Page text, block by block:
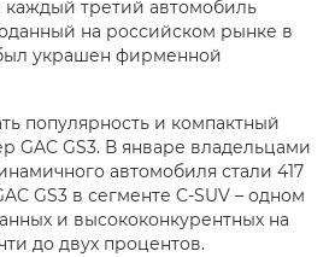
каждый третий автомобиль
на российском рынке в
украшен фирменной
популярность и компактный
GAC GS3. В январе владельцами
автомобиля стали 417
GS3 в сегменте C‑SUV – одном
и высококонкурентных на
до двух процентов.